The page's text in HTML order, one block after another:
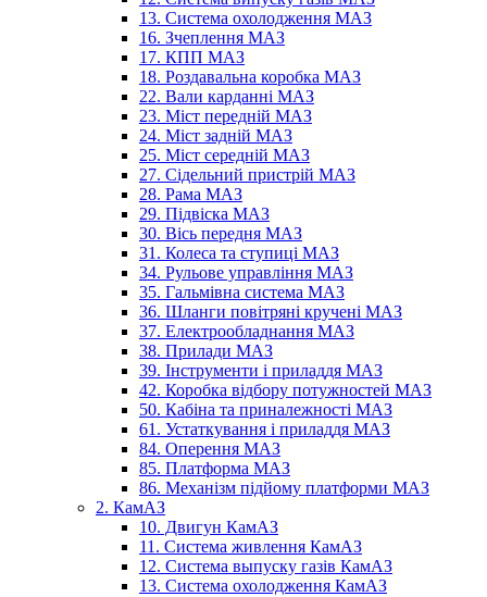
13. Система охолодження МАЗ
16. Зчеплення МАЗ
17. КПП МАЗ
18. Роздавальна коробка МАЗ
22. Вали карданні МАЗ
23. Міст передній МАЗ
24. Міст задній МАЗ
25. Міст середній МАЗ
27. Сідельний пристрій МАЗ
28. Рама МАЗ
29. Підвіска МАЗ
30. Вісь передня МАЗ
31. Колеса та ступиці МАЗ
34. Рульове управління МАЗ
35. Гальмівна система МАЗ
36. Шланги повітряні кручені МАЗ
37. Електрообладнання МАЗ
38. Прилади МАЗ
39. Інструменти і приладдя МАЗ
42. Коробка відбору потужностей МАЗ
50. Кабіна та приналежності МАЗ
61. Устаткування і приладдя МАЗ
84. Оперення МАЗ
85. Платформа МАЗ
86. Механізм підйому платформи МАЗ
2. КамАЗ
10. Двигун КамАЗ
11. Система живлення КамАЗ
12. Система выпуску газів КамАЗ
13. Система охолодження КамАЗ